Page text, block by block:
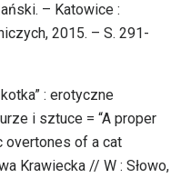
– Katowice :
2015. – S. 291-
: erotyczne
i sztuce = “A proper
overtones of a cat
Krawiecka // W : Słowo,